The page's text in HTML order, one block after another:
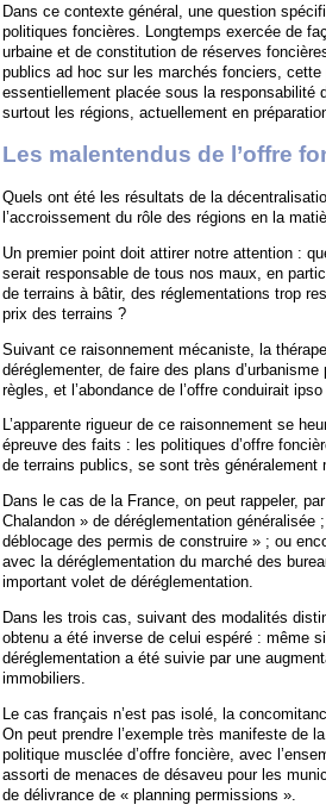
Dans ce contexte général, une question
politiques foncières. Longtemps exercée de
urbaine et de constitution de réserves
publics ad hoc sur les marchés fonciers, cette
essentiellement placée sous la responsabilité
surtout les régions, actuellement en
Les malentendus de l’offre
Quels ont été les résultats de la
l’accroissement du rôle des régions en la
Un premier point doit attirer notre attention :
serait responsable de tous nos maux, en
de terrains à bâtir, des réglementations trop
prix des terrains ?
Suivant ce raisonnement mécaniste, la
déréglementer, de faire des plans
règles, et l’abondance de l’offre conduirait
L’apparente rigueur de ce raisonnement se
épreuve des faits : les politiques d’offre
de terrains publics, se sont très généralement
Dans le cas de la France, on peut rappeler,
Chalandon » de déréglementation
déblocage des permis de construire » ; ou
avec la déréglementation du marché des
important volet de déréglementation.
Dans les trois cas, suivant des modalités
obtenu a été inverse de celui espéré : même
déréglementation a été suivie par une
immobiliers.
Le cas français n’est pas isolé, la
On peut prendre l’exemple très manifeste de
politique musclée d’offre foncière, avec
assorti de menaces de désaveu pour les
de délivrance de « planning permissions ».